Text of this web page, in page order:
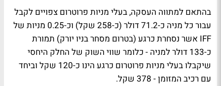
בהתאם למתווה העסקה, בעלי מניות פרוטרום צפויים לקבל
עבור כל מניה כ-71.2 דולר (כ-258 שקל) וכ-0.25 מניות של
IFF אשר נסחרת כרגע (בטרום מסחר בניו יורק) תמורת
כ-133 דולר למניה - כלומר שווי השוק של החלק היחסי
שיקבלו בעלי מניות פרוטרום כרגע הינו כ-120 שקל וביחד
עם רכיב המזומן - 378 שקל.